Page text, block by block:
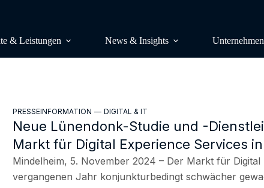
& Leistungen
& Publikationen
Listen
& Consulting
Siegel
RESEARCH
Marktstudien, Trendforschung
Auftragsstudien, Publikationen
Benchmarks,
News & Insights Unternehmen
PRESSEINFORMATION — DIGITAL & IT
Neue Lünendonk-Studie und -
Markt für Digital Experience Services
Mindelheim, 5. November 2024 – Der Markt für Digital
vergangenen Jahr konjunkturbedingt schwächer